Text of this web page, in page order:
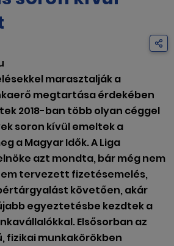
marasztalják a
megtartása érdekében
2018-ban több olyan céggel
soron kívül emeltek a
a Magyar Idők. A Liga
azt mondta, bár még nem
tervezett fizetésemelés,
követően, akár
egyeztetésbe kezdtek a
Elsősorban az
fizikai munkakörökben